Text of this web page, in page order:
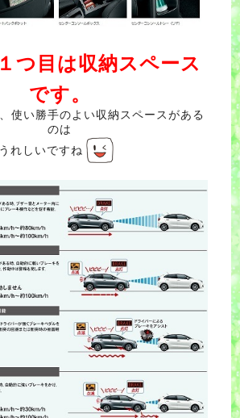
つ目は収納スペース
です。
使い勝手のよい収納スペースがある
のは
うれしいですね